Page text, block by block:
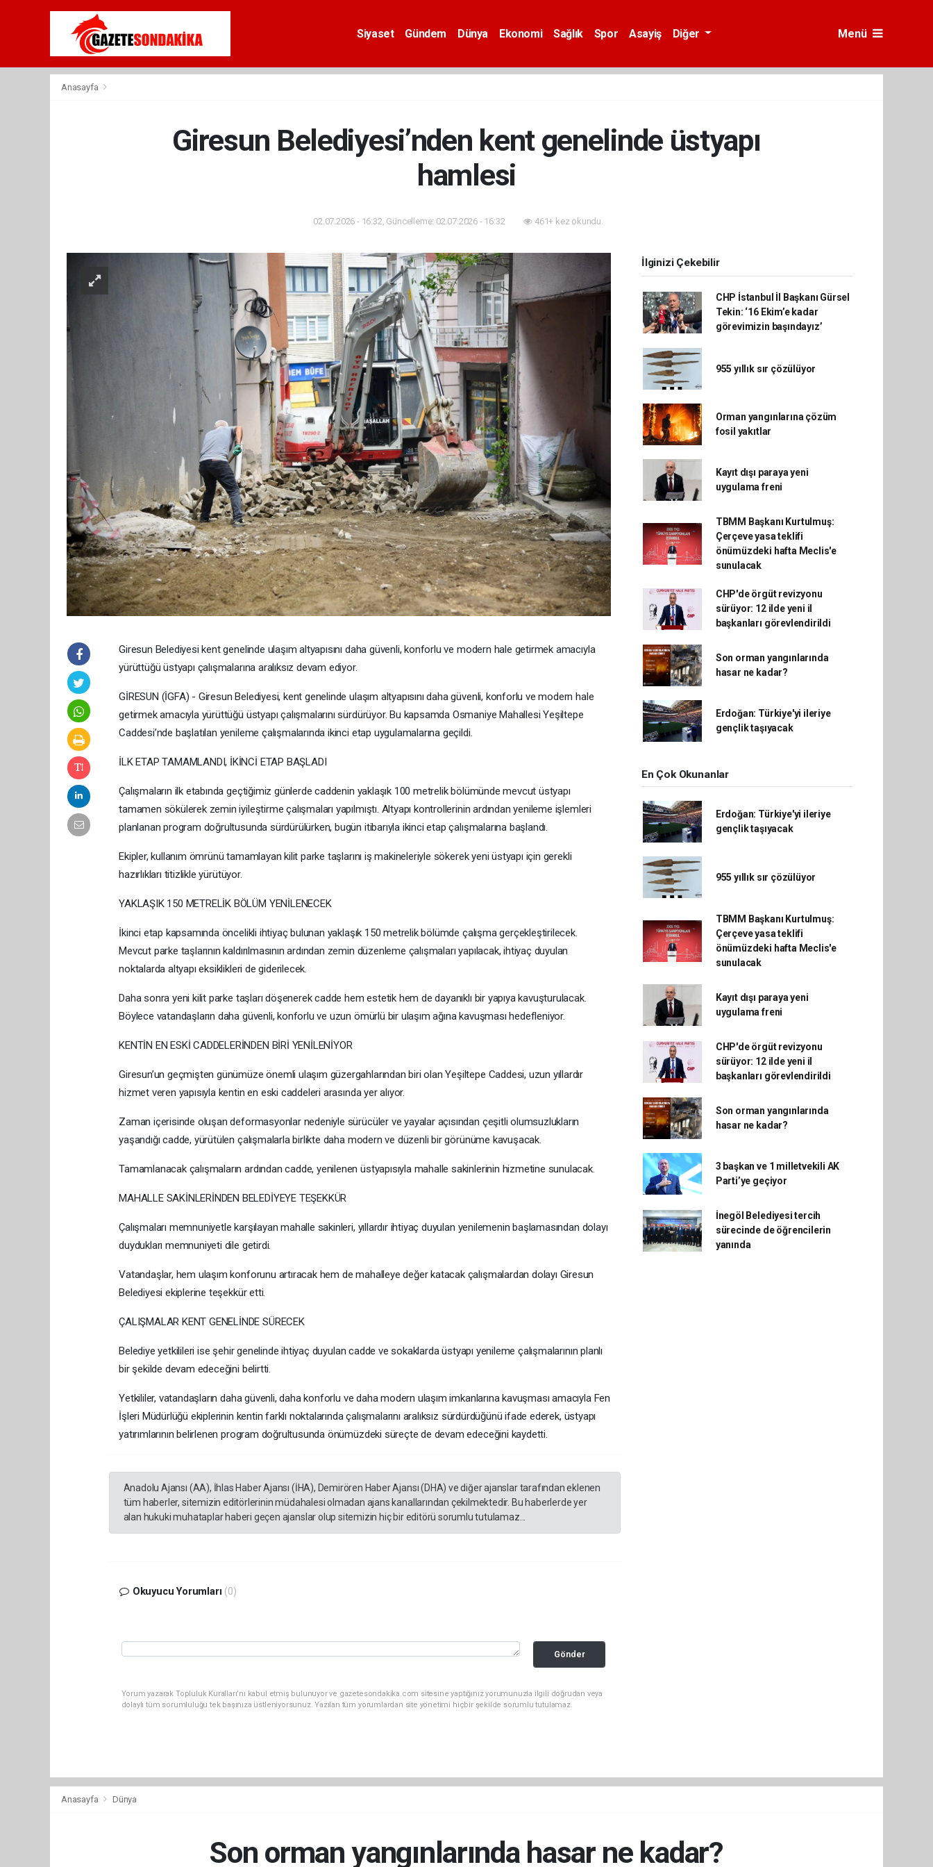
Siyaset Gündem Dünya Ekonomi Sağlık Spor Asayiş Diğer Menü
Anasayfa
Giresun Belediyesi’nden kent genelinde üstyapı
hamlesi
02.07.2026 - 16:32, Güncelleme: 02.07.2026 - 16:32 461+ kez okundu.
Giresun Belediyesi kent genelinde ulaşım altyapısını daha güvenli, konforlu ve modern hale getirmek amacıyla
yürüttüğü üstyapı çalışmalarına aralıksız devam ediyor.
GİRESUN (İGFA) - Giresun Belediyesi, kent genelinde ulaşım altyapısını daha güvenli, konforlu ve modern hale
getirmek amacıyla yürüttüğü üstyapı çalışmalarını sürdürüyor. Bu kapsamda Osmaniye Mahallesi Yeşiltepe
Caddesi’nde başlatılan yenileme çalışmalarında ikinci etap uygulamalarına geçildi.
İLK ETAP TAMAMLANDI, İKİNCİ ETAP BAŞLADI
Çalışmaların ilk etabında geçtiğimiz günlerde caddenin yaklaşık 100 metrelik bölümünde mevcut üstyapı
tamamen sökülerek zemin iyileştirme çalışmaları yapılmıştı. Altyapı kontrollerinin ardından yenileme işlemleri
planlanan program doğrultusunda sürdürülürken, bugün itibarıyla ikinci etap çalışmalarına başlandı.
Ekipler, kullanım ömrünü tamamlayan kilit parke taşlarını iş makineleriyle sökerek yeni üstyapı için gerekli
hazırlıkları titizlikle yürütüyor.
YAKLAŞIK 150 METRELİK BÖLÜM YENİLENECEK
İkinci etap kapsamında öncelikli ihtiyaç bulunan yaklaşık 150 metrelik bölümde çalışma gerçekleştirilecek.
Mevcut parke taşlarının kaldırılmasının ardından zemin düzenleme çalışmaları yapılacak, ihtiyaç duyulan
noktalarda altyapı eksiklikleri de giderilecek.
Daha sonra yeni kilit parke taşları döşenerek cadde hem estetik hem de dayanıklı bir yapıya kavuşturulacak.
Böylece vatandaşların daha güvenli, konforlu ve uzun ömürlü bir ulaşım ağına kavuşması hedefleniyor.
KENTİN EN ESKİ CADDELERİNDEN BİRİ YENİLENİYOR
Giresun’un geçmişten günümüze önemli ulaşım güzergahlarından biri olan Yeşiltepe Caddesi, uzun yıllardır
hizmet veren yapısıyla kentin en eski caddeleri arasında yer alıyor.
Zaman içerisinde oluşan deformasyonlar nedeniyle sürücüler ve yayalar açısından çeşitli olumsuzlukların
yaşandığı cadde, yürütülen çalışmalarla birlikte daha modern ve düzenli bir görünüme kavuşacak.
Tamamlanacak çalışmaların ardından cadde, yenilenen üstyapısıyla mahalle sakinlerinin hizmetine sunulacak.
MAHALLE SAKİNLERİNDEN BELEDİYEYE TEŞEKKÜR
Çalışmaları memnuniyetle karşılayan mahalle sakinleri, yıllardır ihtiyaç duyulan yenilemenin başlamasından dolayı
duydukları memnuniyeti dile getirdi.
Vatandaşlar, hem ulaşım konforunu artıracak hem de mahalleye değer katacak çalışmalardan dolayı Giresun
Belediyesi ekiplerine teşekkür etti.
ÇALIŞMALAR KENT GENELİNDE SÜRECEK
Belediye yetkilileri ise şehir genelinde ihtiyaç duyulan cadde ve sokaklarda üstyapı yenileme çalışmalarının planlı
bir şekilde devam edeceğini belirtti.
Yetkililer, vatandaşların daha güvenli, daha konforlu ve daha modern ulaşım imkanlarına kavuşması amacıyla Fen
İşleri Müdürlüğü ekiplerinin kentin farklı noktalarında çalışmalarını aralıksız sürdürdüğünü ifade ederek, üstyapı
yatırımlarının belirlenen program doğrultusunda önümüzdeki süreçte de devam edeceğini kaydetti.
Anadolu Ajansı (AA), İhlas Haber Ajansı (İHA), Demirören Haber Ajansı (DHA) ve diğer ajanslar tarafından eklenen
tüm haberler, sitemizin editörlerinin müdahalesi olmadan ajans kanallarından çekilmektedir. Bu haberlerde yer
alan hukuki muhataplar haberi geçen ajanslar olup sitemizin hiç bir editörü sorumlu tutulamaz...
Okuyucu Yorumları (0)
Gönder
Yorum yazarak Topluluk Kuralları’nı kabul etmiş bulunuyor ve gazetesondakika.com sitesine yaptığınız yorumunuzla ilgili doğrudan veya
dolaylı tüm sorumluluğu tek başınıza üstleniyorsunuz. Yazılan tüm yorumlardan site yönetimi hiçbir şekilde sorumlu tutulamaz.
İlginizi Çekebilir
CHP İstanbul İl Başkanı Gürsel
Tekin: ‘16 Ekim’e kadar
görevimizin başındayız’
955 yıllık sır çözülüyor
Orman yangınlarına çözüm
fosil yakıtlar
Kayıt dışı paraya yeni
uygulama freni
TBMM Başkanı Kurtulmuş:
Çerçeve yasa teklifi
önümüzdeki hafta Meclis'e
sunulacak
CHP'de örgüt revizyonu
sürüyor: 12 ilde yeni il
başkanları görevlendirildi
Son orman yangınlarında
hasar ne kadar?
Erdoğan: Türkiye'yi ileriye
gençlik taşıyacak
En Çok Okunanlar
Erdoğan: Türkiye'yi ileriye
gençlik taşıyacak
955 yıllık sır çözülüyor
TBMM Başkanı Kurtulmuş:
Çerçeve yasa teklifi
önümüzdeki hafta Meclis'e
sunulacak
Kayıt dışı paraya yeni
uygulama freni
CHP'de örgüt revizyonu
sürüyor: 12 ilde yeni il
başkanları görevlendirildi
Son orman yangınlarında
hasar ne kadar?
3 başkan ve 1 milletvekili AK
Parti’ye geçiyor
İnegöl Belediyesi tercih
sürecinde de öğrencilerin
yanında
Anasayfa Dünya
Son orman yangınlarında hasar ne kadar?